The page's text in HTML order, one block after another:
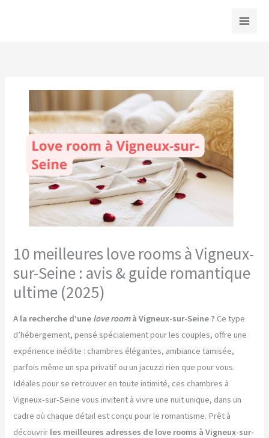
10 meilleures love rooms à Vigneux-
sur-Seine : avis & guide romantique
ultime (2025)
A la recherche d’une love roomà Vigneux-sur-Seine ? Ce type
d’hébergement, pensé spécialement pour les couples, offre une
expérience inédite : chambres élégantes, ambiance tamisée,
parfois même un spa privatif ou un jacuzzi rien que pour vous.
Idéales pour se retrouver en toute intimité, ces chambres à
Vigneux-sur-Seine vous invitent à vivre une nuit unique, dans un
cadre où chaque détail est conçu pour le romantisme. Prêt à
découvrir les meilleures adresses de love rooms à Vigneux-sur-